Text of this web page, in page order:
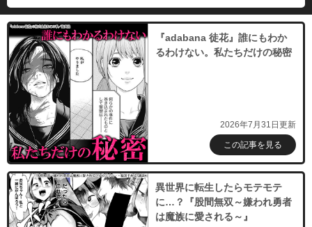
『adabana 徒花』誰にもわか
るわけない。私たちだけの秘密
2026年7月31日更新
この記事を見る
異世界に転生したらモテモテ
に…？『股間無双～嫌われ勇者
は魔族に愛される～』